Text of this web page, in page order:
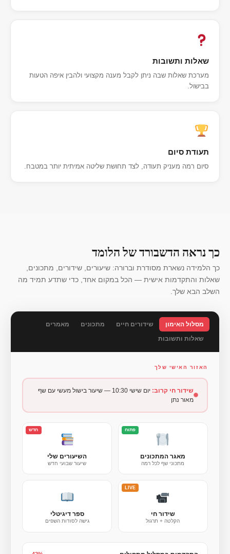
שאלות ותשובות
מערכת שאלות שבה ניתן לקבל מענה מקצועי ולהבין איפה הטעות
בבישול.
תעודת סיום
סיום רמה מעניק תעודה, לצד תחושת שליטה אמיתית יותר במטבח.
כך נראה הדשבורד של הלומד
כך הלמידה נשארת מסודרת וברורה: שיעורים, שידורים, מתכונים,
שאלות והתקדמות אישית — הכל במקום אחד, כדי שתדע תמיד מה
השלב הבא שלך.
מסלול האימון שידורים חיים מתכונים מאמרים
שאלות ותשובות
האזור האישי שלך
שידור חי קרוב:
יום שישי 10:30 — שיעור בישול מעשי עם שף
מאור נתן
פתוח
מאגר המתכונים
מתכוני שף לכל רמה
חדש
השיעורים שלי
שיעור שבועי חדש
LIVE
שידור חי
הקלטה + תרגול
ספר דיגיטלי
גישה לסודות השפים